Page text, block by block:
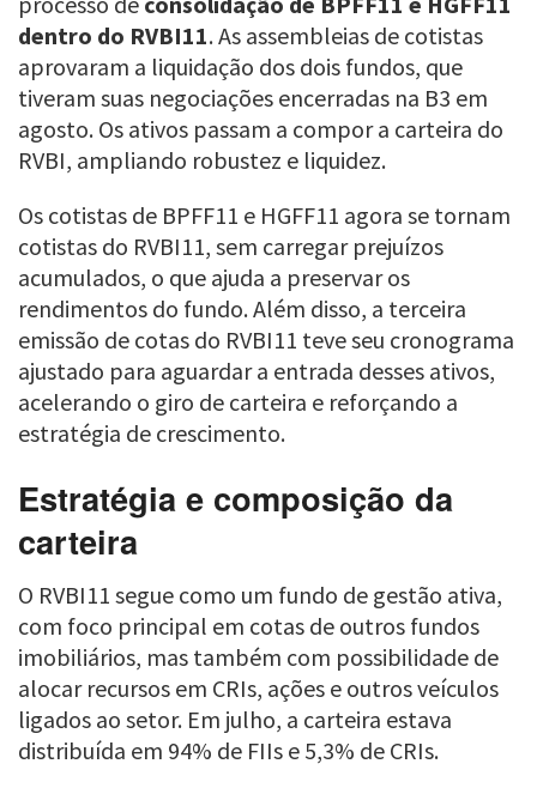
dentro do RVBI11. As assembleias de cotistas
aprovaram a liquidação dos dois fundos, que
tiveram suas negociações encerradas na B3 em
agosto. Os ativos passam a compor a carteira do
RVBI, ampliando robustez e liquidez.
Os cotistas de BPFF11 e HGFF11 agora se tornam
cotistas do RVBI11, sem carregar prejuízos
acumulados, o que ajuda a preservar os
rendimentos do fundo. Além disso, a terceira
emissão de cotas do RVBI11 teve seu cronograma
ajustado para aguardar a entrada desses ativos,
acelerando o giro de carteira e reforçando a
estratégia de crescimento.
Estratégia e composição da
carteira
O RVBI11 segue como um fundo de gestão ativa,
com foco principal em cotas de outros fundos
imobiliários, mas também com possibilidade de
alocar recursos em CRIs, ações e outros veículos
ligados ao setor. Em julho, a carteira estava
distribuída em 94% de FIIs e 5,3% de CRIs.